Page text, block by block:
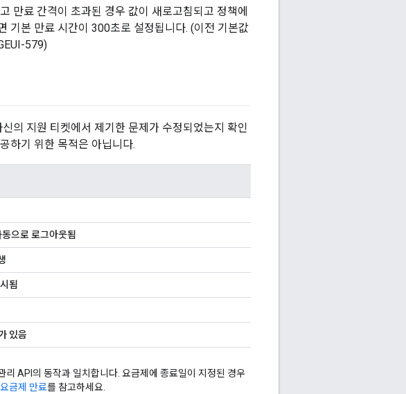
만료 간격이 초과된 경우 값이 새로고침되고 정책에
기본 만료 시간이 300초로 설정됩니다. (이전 기본값
579)
의 지원 티켓에서 제기한 문제가 수정되었는지 확인
하기 위한 목적은 아닙니다.
으로 로그아웃됨
됨
있음
리 API의 동작과 일치합니다. 요금제에 종료일이 지정된 경우
금제 만료를 참고하세요.